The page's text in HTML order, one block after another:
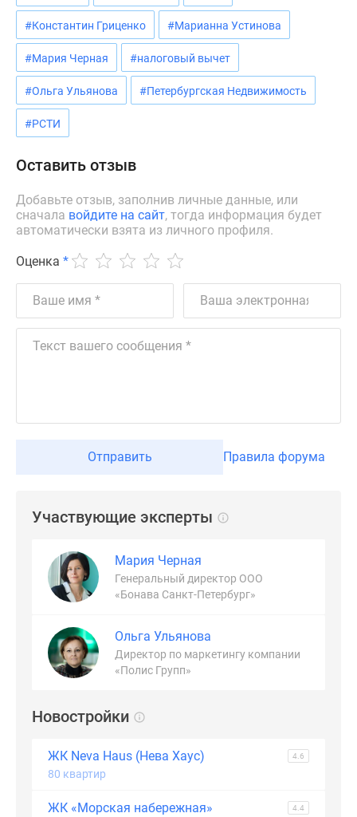
#Константин Гриценко #Марианна Устинова
#Мария Черная #налоговый вычет
#Ольга Ульянова #Петербургская Недвижимость
#РСТИ
Оставить отзыв
Добавьте отзыв, заполнив личные данные, или
сначала войдите на сайт, тогда информация будет
автоматически взята из личного профиля.
Оценка *
Отправить Правила форума
Участвующие эксперты
Мария Черная
Генеральный директор ООО
«Бонава Санкт-Петербург»
Ольга Ульянова
Директор по маркетингу компании
«Полис Групп»
Новостройки
ЖК Neva Haus (Нева Хаус) 4.6
80 квартир
ЖК «Морская набережная» 4.4